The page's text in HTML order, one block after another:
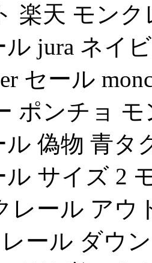
楽天 モン
jura ネイ
セール
ポンチョ
ル 偽物 青タ
サイズ 2
レール アウ
ール ダウ